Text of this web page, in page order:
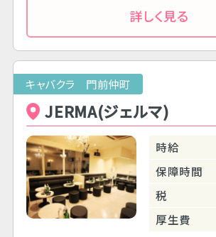
詳しく見る
キャバクラ 門前仲町
JERMA(ジェルマ)
時給
保障時間
税
厚生費